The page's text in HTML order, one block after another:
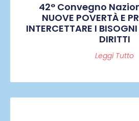
42° Convegno
NUOVE POVERTÀ E
INTERCETTARE I
DIRITTI
Leggi Tutto